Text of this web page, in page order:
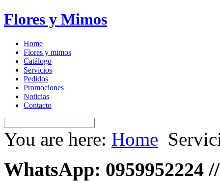
Flores y Mimos
Home
Flores y mimos
Catálogo
Servicios
Pedidos
Promociones
Noticias
Contacto
You are here: Home
WhatsApp: 0959952224